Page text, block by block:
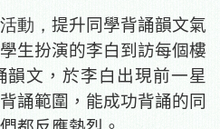
動， 提升同學背誦韻文氣
生扮演的李白到訪每個樓
韻文，於李白出現前一星
誦範圍，能成功背誦的同